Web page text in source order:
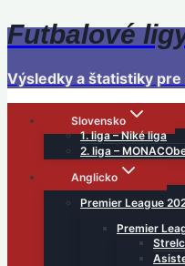
Skip
to
Futbalové
Výsledky a štatistiky
Slovensko
1. liga – Niké liga
2. liga –
Anglicko
Premier League
Premier